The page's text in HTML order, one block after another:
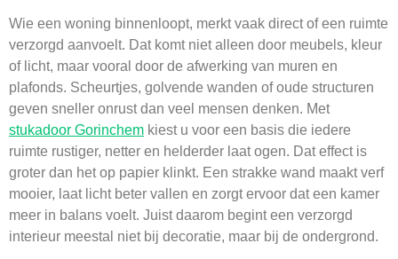
Wie een woning binnenloopt, merkt vaak direct of een ruimte
verzorgd aanvoelt. Dat komt niet alleen door meubels, kleur
of licht, maar vooral door de afwerking van muren en
plafonds. Scheurtjes, golvende wanden of oude structuren
geven sneller onrust dan veel mensen denken. Met
stukadoor Gorinchem kiest u voor een basis die iedere
ruimte rustiger, netter en helderder laat ogen. Dat effect is
groter dan het op papier klinkt. Een strakke wand maakt verf
mooier, laat licht beter vallen en zorgt ervoor dat een kamer
meer in balans voelt. Juist daarom begint een verzorgd
interieur meestal niet bij decoratie, maar bij de ondergrond.